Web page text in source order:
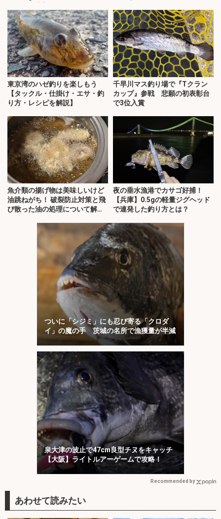
東京湾のハゼ釣りを楽しもう
【タックル・仕掛け・エサ・釣
り方・レシピを解説】
千早川マス釣り場で『Tクラン
カップ』参戦 悲願の初表彰台
で3位入賞
魚介類の揚げ物は美味しいけど
油跳ねがち！ 破裂防止対策と飛
び散った油の処理について解
夜の垂水漁港でカサゴ好捕！
【兵庫】0.5gの軽量ジグヘッド
で連発した釣り方とは？
ついに「シジミ」にも忍び寄る「クロダ
イ」の魔の手 茨城の名所で漁獲量が半減
泉大津の波止で47cm良型チヌをキャッチ
【大阪】ライトルアーゲームで攻略！
Recommended by